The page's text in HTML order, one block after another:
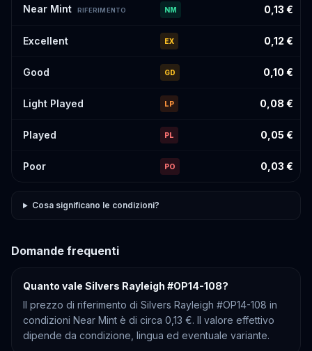
Near Mint RIFERIMENTO NM 0,13 €
Excellent EX 0,12 €
Good GD 0,10 €
Light Played LP 0,08 €
Played PL 0,05 €
Poor PO 0,03 €
Cosa significano le condizioni?
Domande frequenti
Quanto vale Silvers Rayleigh #OP14-108?
Il prezzo di riferimento di Silvers Rayleigh #OP14-108 in
condizioni Near Mint è di circa 0,13 €. Il valore effettivo
dipende da condizione, lingua ed eventuale variante.